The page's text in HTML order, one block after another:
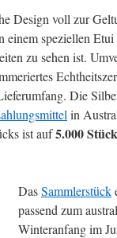
Design voll zur
einem speziellen Etui
zu sehen ist.
Die
in
ist auf5.000 Stück
DasSammlerstück
passend zum
Winteranfang im